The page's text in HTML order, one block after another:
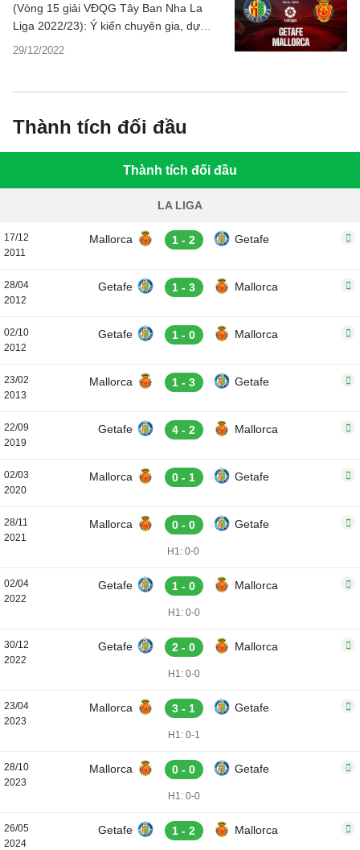
29/12/2022
(Vòng 15 giải VĐQG Tây Ban Nha La
Liga 2022/23): Ý kiến chuyên gia, dự
đoán kết quả, nhận định - phân tích tỷ lệ
Thành tích đối đầu
Thành tích đối đầu
LA LIGA
17/12
2011
Mallorca 1 - 2 Getafe
28/04
2012
Getafe 1 - 3 Mallorca
02/10
2012
Getafe 1 - 0 Mallorca
23/02
2013
Mallorca 1 - 3 Getafe
22/09
2019
Getafe 4 - 2 Mallorca
02/03
2020
Mallorca 0 - 1 Getafe
28/11
2021
Mallorca 0 - 0 Getafe
H1: 0-0
02/04
2022
Getafe 1 - 0 Mallorca
H1: 0-0
30/12
2022
Getafe 2 - 0 Mallorca
H1: 0-0
23/04
2023
Mallorca 3 - 1 Getafe
H1: 0-1
28/10
2023
Mallorca 0 - 0 Getafe
H1: 0-0
26/05
2024
Getafe 1 - 2 Mallorca